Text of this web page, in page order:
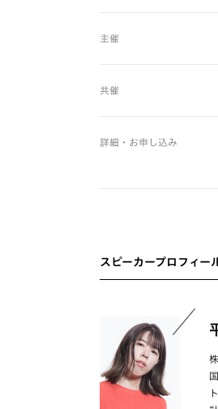
主催
共催
詳細・お申し込み
スピーカープロフィー